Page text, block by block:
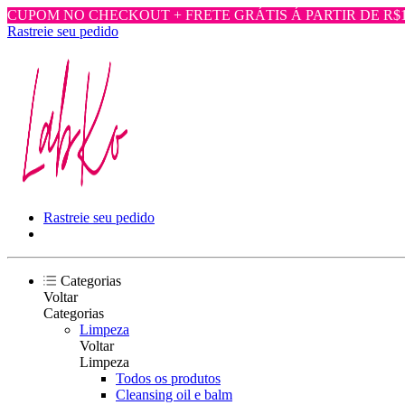
CUPOM NO CHECKOUT + FRETE GRÁTIS Á PARTIR DE
Rastreie seu pedido
Rastreie seu pedido
Categorias
Voltar
Categorias
Limpeza
Voltar
Limpeza
Todos os produtos
Cleansing oil e balm